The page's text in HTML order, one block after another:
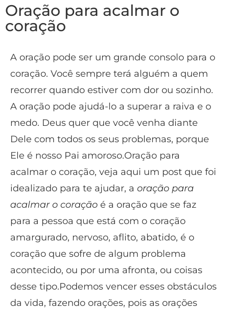
Oração para acalmar o
coração
A oração pode ser um grande consolo para o
coração. Você sempre terá alguém a quem
recorrer quando estiver com dor ou sozinho.
A oração pode ajudá-lo a superar a raiva e o
medo. Deus quer que você venha diante
Dele com todos os seus problemas, porque
Ele é nosso Pai amoroso.Oração para
acalmar o coração, veja aqui um post que foi
idealizado para te ajudar, a oração para
acalmar o coração é a oração que se faz
para a pessoa que está com o coração
amargurado, nervoso, aflito, abatido, é o
coração que sofre de algum problema
acontecido, ou por uma afronta, ou coisas
desse tipo.Podemos vencer esses obstáculos
da vida, fazendo orações, pois as orações